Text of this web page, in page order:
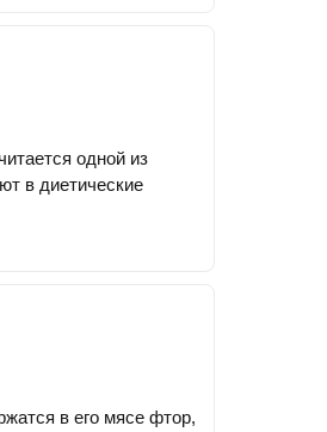
одной из
в диетические
в его мясе фтор,